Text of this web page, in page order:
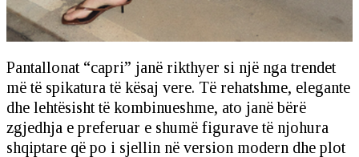
Pantallonat “capri” janë rikthyer si një nga trendet
më të spikatura të kësaj vere. Të rehatshme, elegante
dhe lehtësisht të kombinueshme, ato janë bërë
zgjedhja e preferuar e shumë figurave të njohura
shqiptare që po i sjellin në version modern dhe plot